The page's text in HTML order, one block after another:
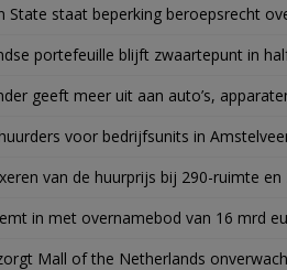
State staat beperking beroepsrecht
portefeuille blijft zwaartepunt in
geeft meer uit aan auto’s,
voor bedrijfsunits in
van de huurprijs bij 290-ruimte
in met overnamebod van 16 mrd
Mall of the Netherlands